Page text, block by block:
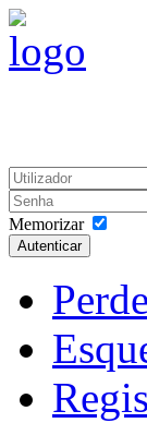
Memorizar
Autenticar